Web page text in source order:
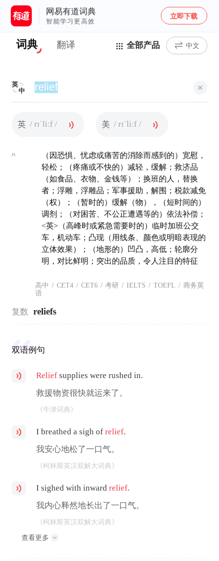
网易有道词典
智能学习更高效
立即下载
词典 翻译 全部产品 中文
英
中
英 / rɪˈliːf / 美 / rɪˈliːf /
n.
（因恐惧、忧虑或痛苦的消除而感到的）宽慰，
轻松；（疼痛或不快的）减轻，缓解；救济品
（如食品、衣物、金钱等）；换班的人，替换
者；浮雕，浮雕品；军事援助，解围；税款减免
（权）；（暂时的）缓解（物），（短时间的）
调剂；（对困苦、不公正遭遇等的）依法补偿；
<英>（高峰时或紧急需要时的）临时加班公交
车，机动车；凸现（用线条、颜色或明暗表现的
立体效果）；（地形的）凹凸，高低；轮廓分
明，对比鲜明；突出的品质，令人注目的特征
高中 / CET4 / CET6 / 考研 / IELTS / TOEFL / 商务英
语
复数 reliefs
双语例句
Relief supplies were rushed in.
救援物资很快就运来了。
《牛津词典》
I breathed a sigh ofrelief.
我安心地松了一口气。
《柯林斯英汉双解大词典》
I sighed with inwardrelief.
我内心释然地长出了一口气。
《柯林斯英汉双解大词典》
查看更多